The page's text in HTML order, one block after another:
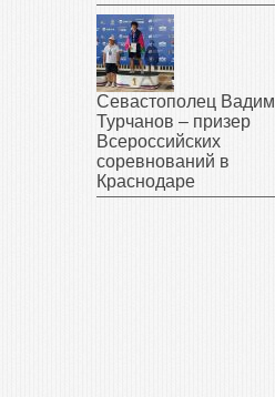
Севастополец Вадим
Турчанов – призер
Всероссийских
соревнований в
Краснодаре